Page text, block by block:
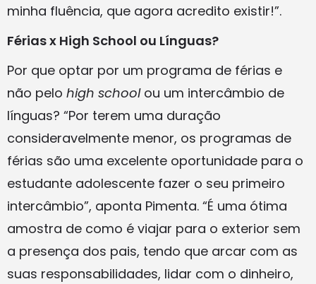
minha fluência, que agora acredito existir!”.
Férias x High School ou Línguas?
Por que optar por um programa de férias e
não pelo high schoolou um intercâmbio de
línguas? “Por terem uma duração
consideravelmente menor, os programas de
férias são uma excelente oportunidade para o
estudante adolescente fazer o seu primeiro
intercâmbio”, aponta Pimenta. “É uma ótima
amostra de como é viajar para o exterior sem
a presença dos pais, tendo que arcar com as
suas responsabilidades, lidar com o dinheiro,